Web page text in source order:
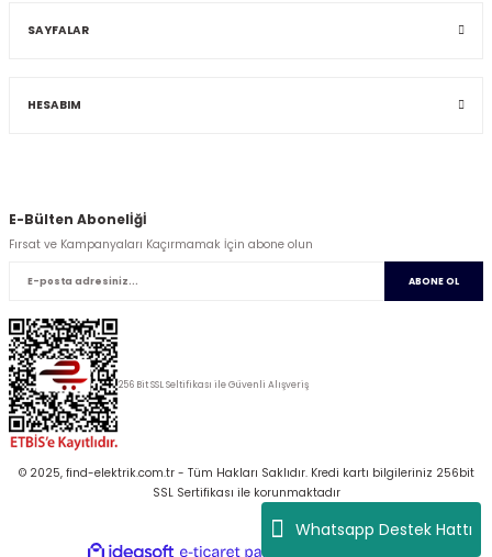
Whatsapp Destek Hattı
SAYFALAR
HESABIM
E-Bülten Abonelİğİ
Fırsat ve Kampanyaları Kaçırmamak İçin abone olun
ABONE OL
256 Bit SSL Seltifikası ile Güvenli Alışveriş
© 2025, find-elektrik.com.tr - Tüm Hakları Saklıdır. Kredi kartı bilgileriniz 256bit
SSL Sertifikası ile korunmaktadır
ideasoft